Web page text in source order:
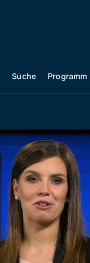
Suche Programm